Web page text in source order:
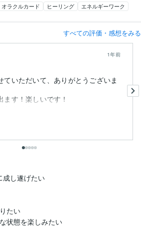
オラクルカード ヒーリング エネルギーワーク
すべての評価・感想をみる
1年前
ていただいて、ありがとうございま
す！楽しいです！
んです...
成し遂げたい
たい
状態を楽しみたい